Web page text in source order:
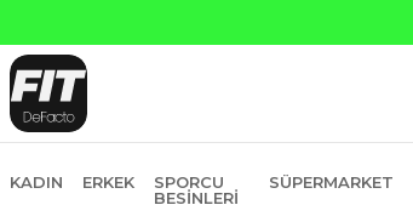
KADIN ERKEK
SPORCU
BESINLERI
SÜPERMARKET